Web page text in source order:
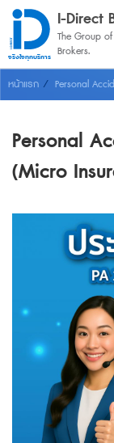
จริงใจทุกบริการ
I-Direct
The Group
Brokers.
หน้าแรก Personal
Personal
(Micro